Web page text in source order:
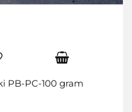
PB-PC-100 gram